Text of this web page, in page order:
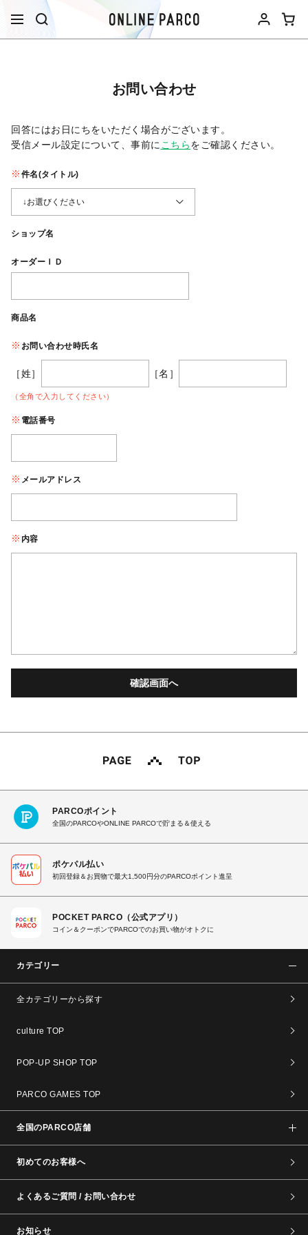
お問い合わせ
回答にはお日にちをいただく場合がございます。
受信メール設定について、事前に こちらをご確認ください。​
件名(タイトル)
ショップ名
オーダーＩＤ
商品名
お問い合わせ時氏名
［姓］ ［名］
（全角で入力してください）
電話番号
メールアドレス
内容
PARCOポイント
全国のPARCOやONLINE PARCOで貯まる＆使える
ポケパル払い
初回登録＆お買物で最大1,500円分のPARCOポイント進呈
POCKET PARCO（公式アプリ）
コイン＆クーポンでPARCOでのお買い物がオトクに
カテゴリー
全カテゴリーから探す
culture TOP
POP-UP SHOP TOP
PARCO GAMES TOP
全国のPARCO店舗
初めてのお客様へ
よくあるご質問 / お問い合わせ
お知らせ